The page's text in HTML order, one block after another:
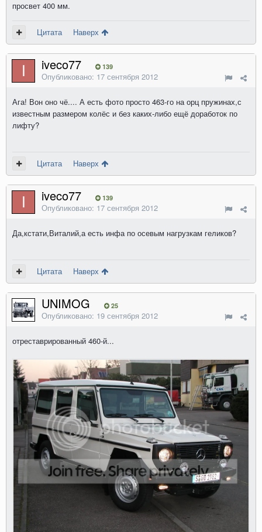
просвет 400 мм.
Цитата Наверх
iveco77 139
Опубликовано: 17 сентября 2012
Ага! Вон оно чё.... А есть фото просто 463-го на орц пружинах,с
известным размером колёс и без каких-либо ещё доработок по
лифту?
Цитата Наверх
iveco77 139
Опубликовано: 17 сентября 2012
Да,кстати,Виталий,а есть инфа по осевым нагрузкам геликов?
Цитата Наверх
UNIMOG 25
Опубликовано: 19 сентября 2012
отреставрированный 460-й...